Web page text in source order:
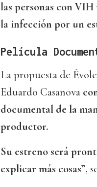
las personas con
la infección por un
Película
La propuesta de
Eduardo Casanova
documental de la
productor.
Su estreno será
explicar más cosas”,